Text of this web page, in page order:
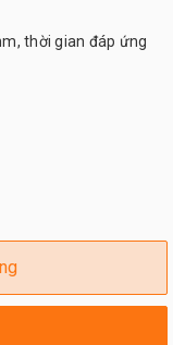
thời gian đáp ứng